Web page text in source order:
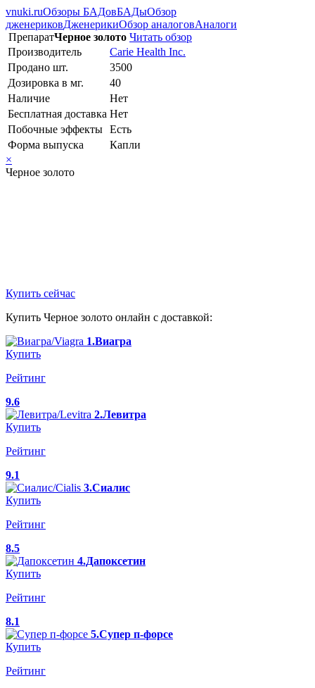
vnuki.ruОбзоры БАДовБАДыОбзор
дженериковДженерикиОбзор аналоговАналоги
ПрепаратЧерное золото Читать обзор
Производитель
Carie Health Inc.
Продано шт.
3500
Дозировка в мг.
40
Наличие
Нет
Бесплатная доставка Нет
Побочные эффекты Есть
Форма выпуска
Капли
×
Черное золото
Купить сейчас
Купить Черное золото онлайн с доставкой:
1.Виагра
Купить
Рейтинг
9.6
2.Левитра
Купить
Рейтинг
9.1
3.Сиалис
Купить
Рейтинг
8.5
4.Дапоксетин
Купить
Рейтинг
8.1
5.Супер п-форсе
Купить
Рейтинг